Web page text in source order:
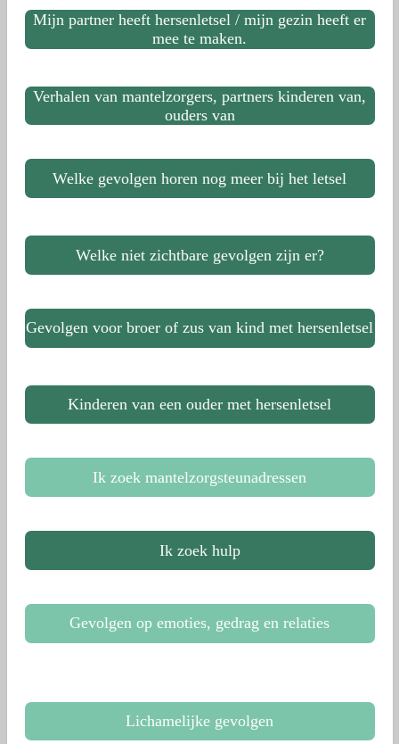
Mijn partner heeft hersenletsel / mijn gezin heeft er
mee te maken.
Verhalen van mantelzorgers, partners kinderen van,
ouders van
Welke gevolgen horen nog meer bij het letsel
Welke niet zichtbare gevolgen zijn er?
Gevolgen voor broer of zus van kind met hersenletsel
Kinderen van een ouder met hersenletsel
Ik zoek mantelzorgsteunadressen
Ik zoek hulp
Gevolgen op emoties, gedrag en relaties
Lichamelijke gevolgen